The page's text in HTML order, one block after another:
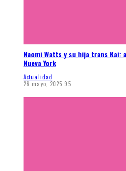
Naomi Watts y su hija trans Kai:
Nueva York
Actualidad
26 mayo, 2025 95